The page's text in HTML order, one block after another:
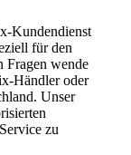
Kundendienst
für den
Fragen wende
Händler oder
Unser
zu